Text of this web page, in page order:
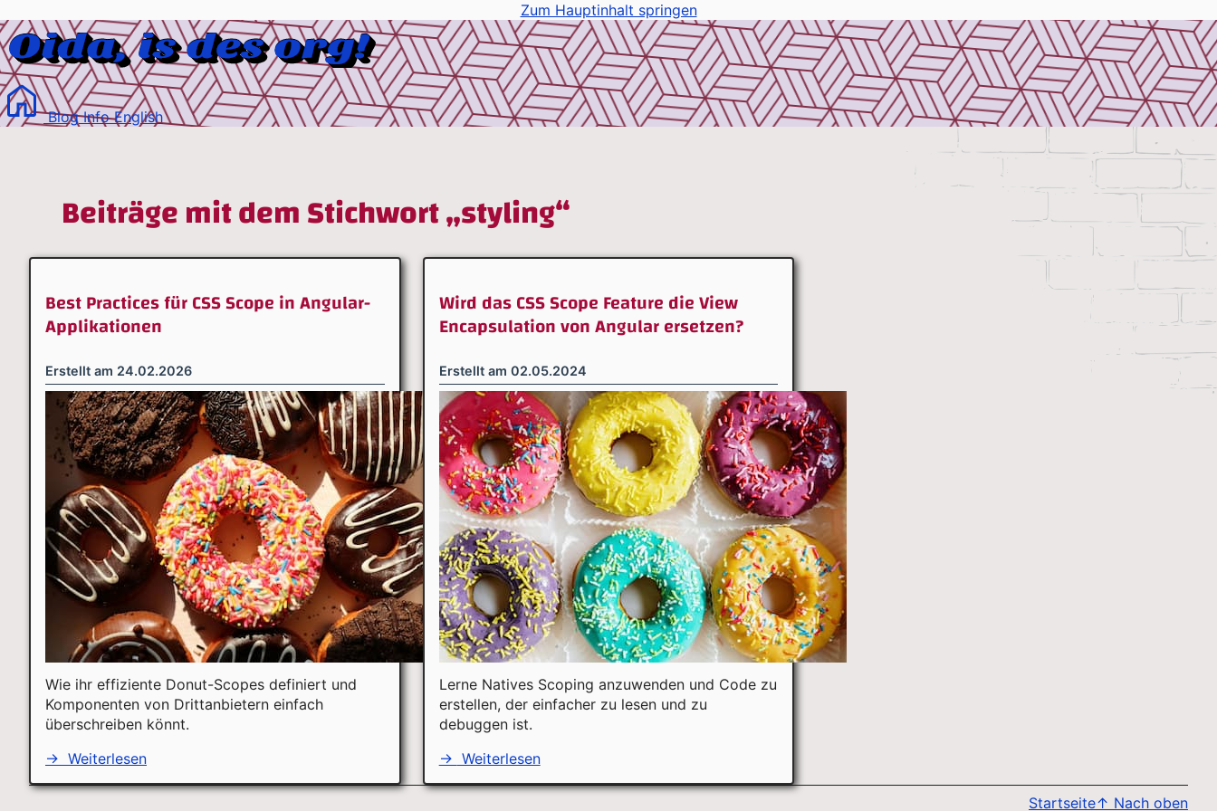
Zum Hauptinhalt springen
BlogInfoEnglish
Beiträge mit dem Stichwort „styling“
Best Practices für CSS Scope in Angular-
Applikationen
Erstellt am 24.02.2026
Wie ihr effiziente Donut-Scopes definiert und
Komponenten von Drittanbietern einfach
überschreiben könnt.
→ Weiterlesen
Wird das CSS Scope Feature die View
Encapsulation von Angular ersetzen?
Erstellt am 02.05.2024
Lerne Natives Scoping anzuwenden und Code zu
erstellen, der einfacher zu lesen und zu
debuggen ist.
→ Weiterlesen
Startseite↑ Nach oben